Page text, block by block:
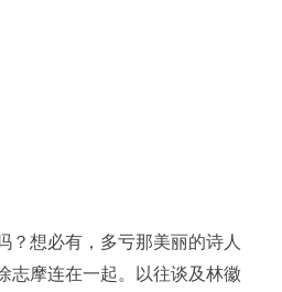
？想必有，多亏那美丽的诗人
志摩连在一起。以往谈及林徽